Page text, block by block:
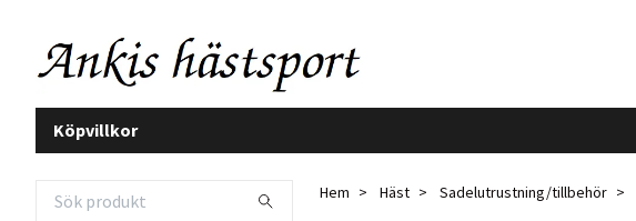
Köpvillkor
Hem Häst Sadelutrustning/tillbehör